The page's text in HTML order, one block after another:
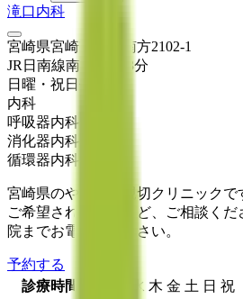
滝口内科
宮崎県宮崎市本郷南方2102-1
JR日南線南方 3分
日曜・祝日
内科
呼吸器内科
消化器内科
循環器内科
宮崎県のやさしい親切クリニックで
ご希望される場合など、ご相談くだ
院までお電話をください。
予約する
診療時間
水 木 金 土 日 祝